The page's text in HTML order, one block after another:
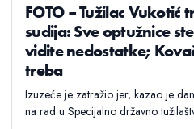
FOTO – Tužilac Vukotić
sudija: Sve optužnice
vidite nedostatke;
treba
Izuzeće je zatražio jer, kazao je
na rad u Specijalno državno